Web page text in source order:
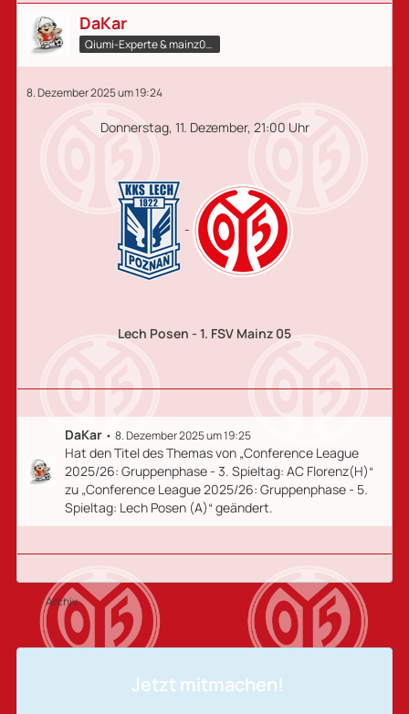
DaKar
Qiumi-Experte​ & mainz05.qiumi.de
8. Dezember 2025 um 19:24
Donnerstag, 11. Dezember, 21:00 Uhr
-
Lech Posen - 1. FSV Mainz 05
DaKar 8. Dezember 2025 um 19:25
Hat den Titel des Themas von „Conference League
2025/26: Gruppenphase - 3. Spieltag: AC Florenz(H)“
zu „Conference League 2025/26: Gruppenphase - 5.
Spieltag: Lech Posen (A)“ geändert.
Archiv
Jetzt mitmachen!